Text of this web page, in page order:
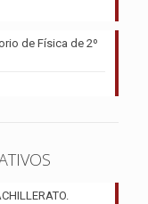
de Física de 2º